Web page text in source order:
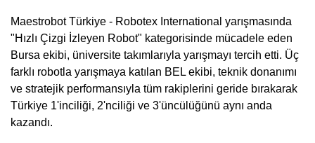
Maestrobot Türkiye - Robotex International yarışmasında
"Hızlı Çizgi İzleyen Robot" kategorisinde mücadele eden
Bursa ekibi, üniversite takımlarıyla yarışmayı tercih etti. Üç
farklı robotla yarışmaya katılan BEL ekibi, teknik donanımı
ve stratejik performansıyla tüm rakiplerini geride bırakarak
Türkiye 1'inciliği, 2'nciliği ve 3'üncülüğünü aynı anda
kazandı.